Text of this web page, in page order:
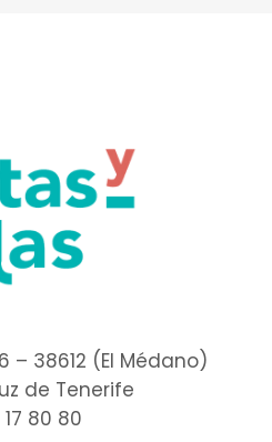
– 38612 (El Médano)
de Tenerife
80 80